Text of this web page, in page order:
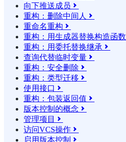
向下推送成员 
重构：删除中间人 
重命名重构 
重构：用生成器替换构造函数
重构：用委托替换继承 
查询代替临时变量 
重构：安全删除 
重构：类型迁移 
使用接口 
重构：包装返回值 
版本控制的概念 
管理项目 
访问VCS操作 
启用版本控制 